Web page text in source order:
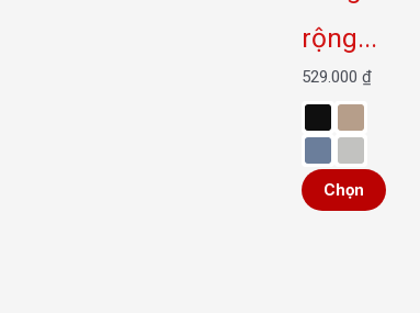
rộng...
529.000 ₫
Chọn
chọn
trên
sản